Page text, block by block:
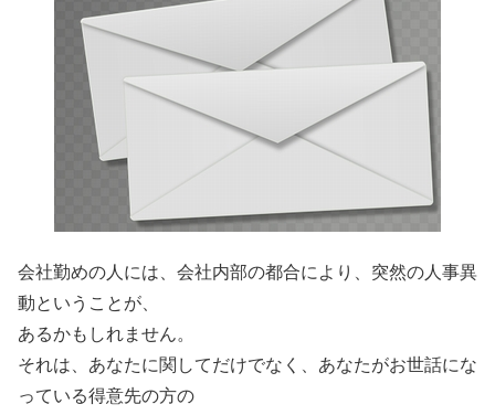
会社勤めの人には、会社内部の都合により、突然の人事異
動ということが、
あるかもしれません。
それは、あなたに関してだけでなく、あなたがお世話にな
っている得意先の方の